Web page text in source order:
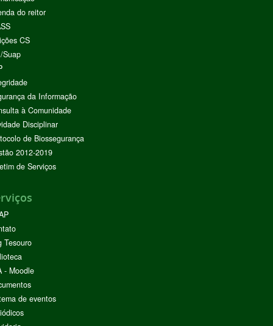
do reitor
CS
Suap
da Informação
à Comunidade
Disciplinar
de Biossegurança
2012-2019
de Serviços
Tesouro
- Moodle
de eventos